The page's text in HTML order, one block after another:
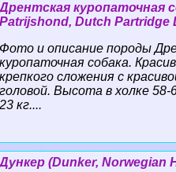
Дрентская куропаточная
Patrijshond, Dutch Partridge
Фото и описание породы
куропаточная собака.
крепкого сложения с
головой. Высота в холке 58-
23 кг....
Дункер (Dunker, Norwegian